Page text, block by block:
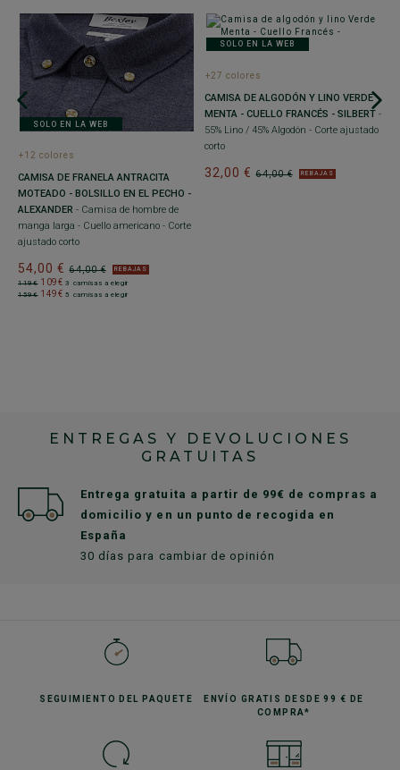
SOLO EN LA WEB
+12 colores
CAMISA DE FRANELA ANTRACITA
MOTEADO - BOLSILLO EN EL PECHO -
ALEXANDER - Camisa de hombre de
manga larga - Cuello americano - Corte
ajustado corto
64,00 €
54,00 € REBAJAS
119€ 109€ 3 camisas a elegir
159€ 149€ 5 camisas a elegir
SOLO EN LA WEB
+27 colores
CAMISA DE ALGODÓN Y LINO VERDE
MENTA - CUELLO FRANCÉS - SILBERT -
55% Lino / 45% Algodón - Corte ajustado
corto
64,00 €
32,00 € REBAJAS
ENTREGAS Y DEVOLUCIONES
GRATUITAS
Entrega gratuita a partir de 99€ de compras a
domicilio y en un punto de recogida en
España
30 días para cambiar de opinión
SEGUIMIENTO DEL PAQUETE ENVÍO GRATIS
DESDE 99 € DE
COMPRA*